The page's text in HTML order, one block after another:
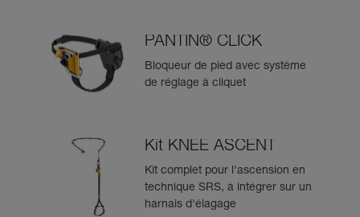
PANTIN® CLICK
Bloqueur de pied avec système
de réglage à cliquet
Kit KNEE ASCENT
Kit complet pour l'ascension en
technique SRS, à intégrer sur un
harnais d'élagage